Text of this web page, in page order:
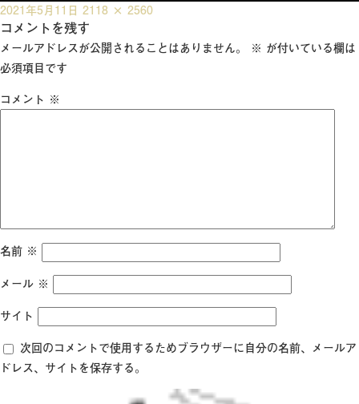
投
稿
日:
2021年5月11日 フ
ル
サ
2118 × 2560
コメントを残す
メールアドレスが公開されることはありません。 ※ が付いている欄は
必須項目です
コメント ※
名前 ※
メール ※
サイト
次回のコメントで使用するためブラウザーに自分の名前、メールア
ドレス、サイトを保存する。